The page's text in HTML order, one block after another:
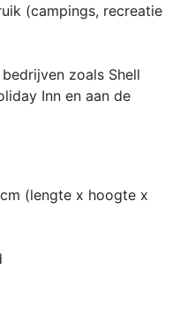
(campings, recreatie
zoals Shell
Inn en aan de
(lengte x hoogte x